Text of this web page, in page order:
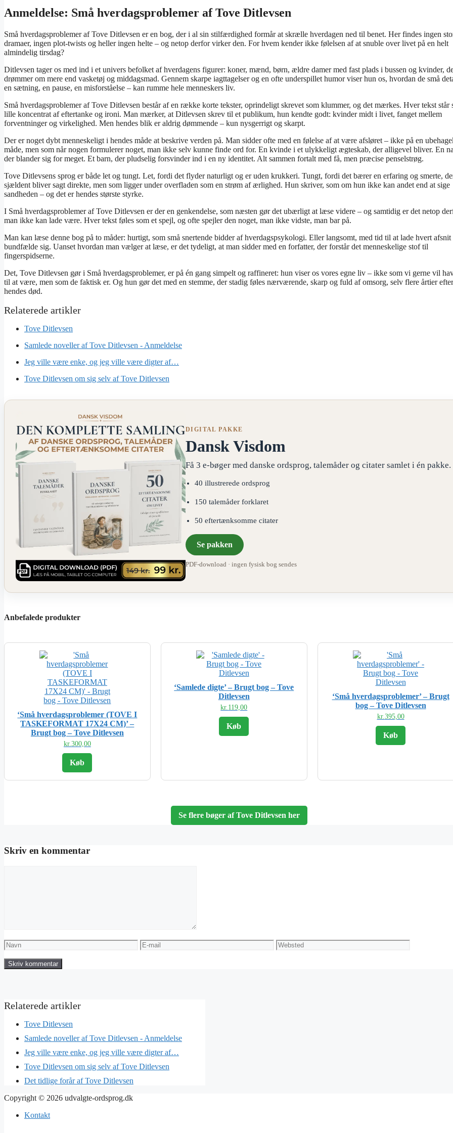
Anmeldelse: Små hverdagsproblemer af Tove Ditlevsen
Små hverdagsproblemer af Tove Ditlevsen er en bog, der i al sin stilfærdighed formår at skrælle hverdagen ned til benet. Her findes ingen
dramaer, ingen plot-twists og heller ingen helte – og netop derfor virker den. For hvem kender ikke følelsen af at snuble over livet på en helt
almindelig tirsdag?
Ditlevsen tager os med ind i et univers befolket af hverdagens figurer: koner, mænd, børn, ældre damer med fast plads i bussen og kvinder,
drømmer om mere end vasketøj og middagsmad. Gennem skarpe iagttagelser og en ofte underspillet humor viser hun os, hvordan de små
en sætning, en pause, en misforståelse – kan rumme hele menneskers liv.
Små hverdagsproblemer af Tove Ditlevsen består af en række korte tekster, oprindeligt skrevet som klummer, og det mærkes. Hver tekst står
lille koncentrat af eftertanke og ironi. Man mærker, at Ditlevsen skrev til et publikum, hun kendte godt: kvinder midt i livet, fanget mellem
forventninger og virkelighed. Men hendes blik er aldrig dømmende – kun nysgerrigt og skarpt.
Der er noget dybt menneskeligt i hendes måde at beskrive verden på. Man sidder ofte med en følelse af at være afsløret – ikke på en
måde, men som når nogen formulerer noget, man ikke selv kunne finde ord for. En kvinde i et ulykkeligt ægteskab, der alligevel bliver. En
der blander sig for meget. Et barn, der pludselig forsvinder ind i en ny identitet. Alt sammen fortalt med få, men præcise penselstrøg.
Tove Ditlevsens sprog er både let og tungt. Let, fordi det flyder naturligt og er uden krukkeri. Tungt, fordi det bærer en erfaring og smerte,
sjældent bliver sagt direkte, men som ligger under overfladen som en strøm af ærlighed. Hun skriver, som om hun ikke kan andet end at sige
sandheden – og det er hendes største styrke.
I Små hverdagsproblemer af Tove Ditlevsen er der en genkendelse, som næsten gør det ubærligt at læse videre – og samtidig er det netop
man ikke kan lade være. Hver tekst føles som et spejl, og ofte spejler den noget, man ikke vidste, man bar på.
Man kan læse denne bog på to måder: hurtigt, som små snertende bidder af hverdagspsykologi. Eller langsomt, med tid til at lade hvert afsnit
bundfælde sig. Uanset hvordan man vælger at læse, er det tydeligt, at man sidder med en forfatter, der forstår det menneskelige stof til
fingerspidserne.
Det, Tove Ditlevsen gør i Små hverdagsproblemer, er på én gang simpelt og raffineret: hun viser os vores egne liv – ikke som vi gerne vil
til at være, men som de faktisk er. Og hun gør det med en stemme, der stadig føles nærværende, skarp og fuld af omsorg, selv flere årtier efter
hendes død.
Tove Ditlevsen
Samlede noveller af Tove Ditlevsen - Anmeldelse
Jeg ville være enke, og jeg ville være digter af…
Tove Ditlevsen om sig selv af Tove Ditlevsen
DIGITAL PAKKE
Dansk Visdom
Få 3 e-bøger med danske ordsprog, talemåder og citater samlet i én pakke.
40 illustrerede ordsprog
150 talemåder forklaret
50 eftertænksomme citater
Se pakken
PDF-download · ingen fysisk bog sendes
Anbefalede produkter
‘Små hverdagsproblemer (TOVE I
TASKEFORMAT 17X24 CM)’ –
Brugt bog – Tove Ditlevsen
kr. 300,00
Køb
‘Samlede digte’ – Brugt bog – Tove
Ditlevsen
kr. 119,00
Køb
‘Små hverdagsproblemer’ – Brugt
bog – Tove Ditlevsen
kr. 395,00
Køb
Se flere bøger af Tove Ditlevsen her
Skriv en kommentar
Navn
E-
mail
Websted
Tove Ditlevsen
Samlede noveller af Tove Ditlevsen - Anmeldelse
Jeg ville være enke, og jeg ville være digter af…
Tove Ditlevsen om sig selv af Tove Ditlevsen
Det tidlige forår af Tove Ditlevsen
Copyright © 2026 udvalgte-ordsprog.dk
Kontakt